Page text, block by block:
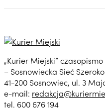
„Kurier Miejski”
– Sosnowiecka Sieć
41-200 Sosnowiec, ul. 3
e-mail:
tel. 600 676 194